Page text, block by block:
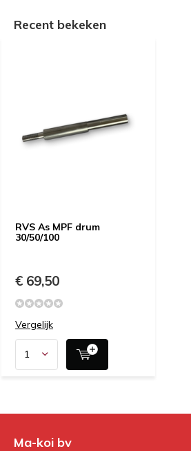
Recent bekeken
RVS As MPF drum
30/50/100
€ 69,50
Vergelijk
Ma-koi bv